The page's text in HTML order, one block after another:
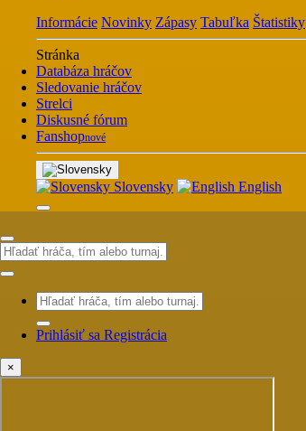
Informácie Novinky Zápasy Tabuľka Štatistiky
Stránka
Databáza hráčov
Sledovanie hráčov
Strelci
Diskusné fórum
Fanshopnové
Slovensky English
Prihlásiť sa Registrácia
×